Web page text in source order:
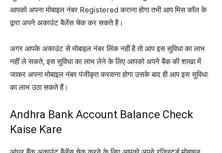
आपको अपना मोबाइल नंबर Registered कराना होगा तभी आप मिस कॉल के
द्वारा अपने अकाउंट बैलेंस चेक कर सकते है।
अगर आपके अकाउंट से मोबाइल नंबर लिंक नहीं है तो आप इस सुविधा का लाभ
नहीं ले सकते, इस सुविधा का लाभ लेने के लिए आपको अपने बैंक की शाखा में
जाकर अपना मोबाइल नंबर पंजीकृत करवाना होगा उसके बाद ही आप इस सुविधा
का लाभ उठा सकते हैं।
Andhra Bank Account Balance Check
Kaise Kare